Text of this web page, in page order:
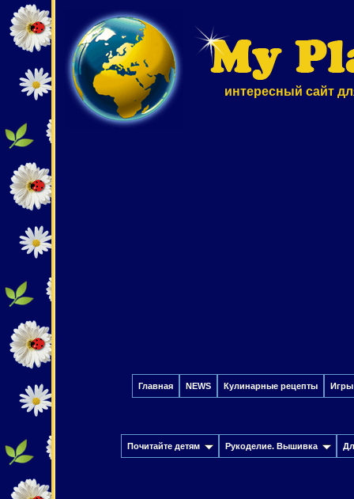
интересный сайт
Главная NEWS Кулинарные рецепты Игры
Почитайте детям Рукоделие. Вышивка